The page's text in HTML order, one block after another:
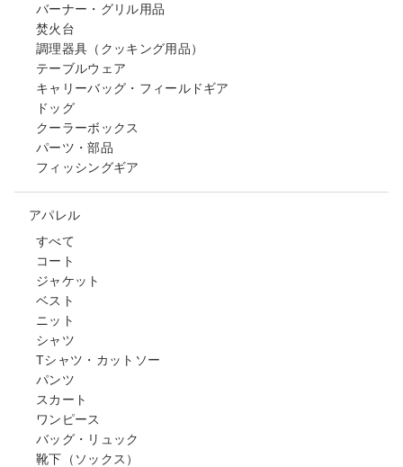
バーナー・グリル用品
焚火台
調理器具（クッキング用品）
テーブルウェア
キャリーバッグ・フィールドギア
ドッグ
クーラーボックス
パーツ・部品
フィッシングギア
アパレル
すべて
コート
ジャケット
ベスト
ニット
シャツ
Tシャツ・カットソー
パンツ
スカート
ワンピース
バッグ・リュック
靴下（ソックス）